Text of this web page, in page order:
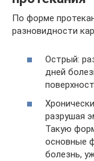
По форме
разновидности
Острый:
дней
разрушая
Такую
основные
болезнь,